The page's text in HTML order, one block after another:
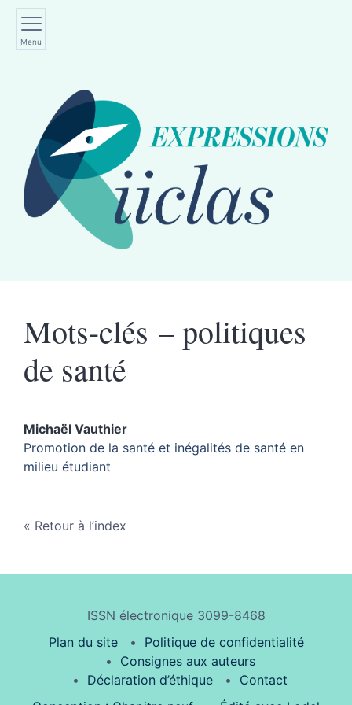
Menu
Mots-clés – politiques
de santé
Michaël Vauthier
Promotion de la santé et inégalités de santé en
milieu étudiant
Retour à l’index
ISSN électronique 3099-8468
Plan du site
Politique de confidentialité
Consignes aux auteurs
Déclaration d’éthique
Contact